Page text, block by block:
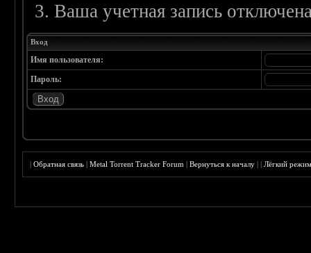
Ваша учетная запись
Вход
Имя пользователя:
Пароль:
|Обратная связь |Metal Torrent Tracker Forum |Вернуться к началу ||Лёгкий